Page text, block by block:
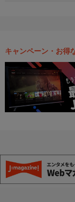
キャンペーン・お得